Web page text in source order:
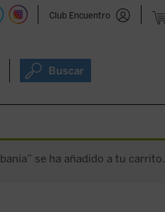
Club Encuentro
Buscar
se ha añadido a tu carrito.